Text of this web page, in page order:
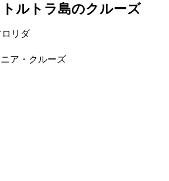
ルトラ島のクルーズ
リダ
ア・クルーズ